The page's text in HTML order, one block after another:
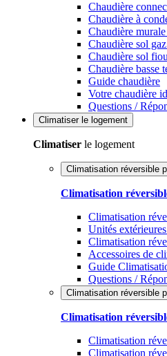
Chaudière
Chaudière à
Chaudière
Chaudière sol gaz
Chaudière sol
Chaudière basse
Guide chaudière
Votre chaudière
Questions /
Climatiser le logement
Climatiser le logement
Climatisation réversible
Climatisation
Climatisation
Unités
Climatisation
Accessoires de
Guide
Questions /
Climatisation réversible
Climatisation
Climatisation
Climatisation